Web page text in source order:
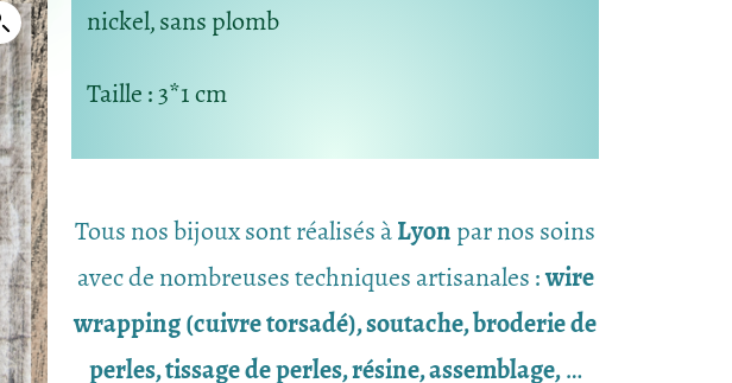
nickel, sans plomb
Taille : 3*1 cm
Tous nos bijoux sont réalisés àLyonpar nos soins
avec de nombreuses techniques artisanales :wire
wrapping (cuivre torsadé), soutache, broderie de
perles, tissage de perles, résine, assemblage,…